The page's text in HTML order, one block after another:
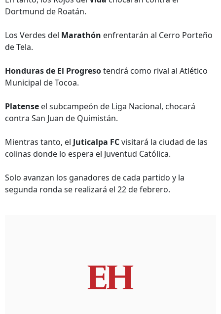
Dortmund de Roatán.
Los Verdes del Marathón enfrentarán al Cerro Porteño
de Tela.
Honduras de El Progresotendrá como rival al Atlético
Municipal de Tocoa.
Platense el subcampeón de Liga Nacional, chocará
contra San Juan de Quimistán.
Mientras tanto, el Juticalpa FCvisitará la ciudad de las
colinas donde lo espera el Juventud Católica.
Solo avanzan los ganadores de cada partido y la
segunda ronda se realizará el 22 de febrero.